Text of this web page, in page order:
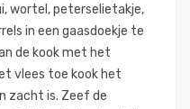
wortel, peterselietakje,
in een gaasdoekje te
de kook met het
vlees toe kook het
zacht is. Zeef de